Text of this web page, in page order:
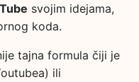
svojim idejama,
koda.
tajna formula čiji je
ili